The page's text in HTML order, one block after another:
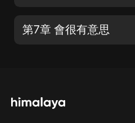
第7章 會很有意思